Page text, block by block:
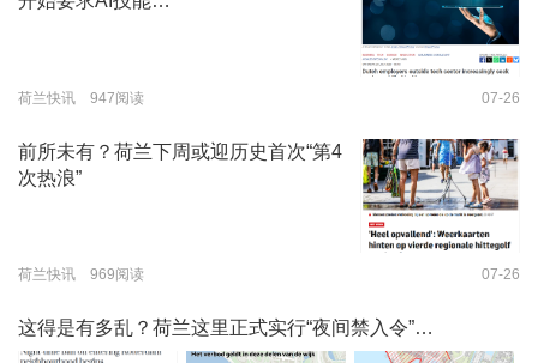
荷兰快讯 947阅读 07-26
前所未有？荷兰下周或迎历史首次“第4
次热浪”
荷兰快讯 969阅读 07-26
这得是有多乱？荷兰这里正式实行“夜间禁入令”…